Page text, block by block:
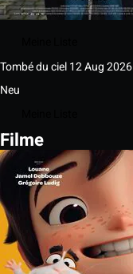
Tombé du ciel12 Aug 2026
Neu
Filme